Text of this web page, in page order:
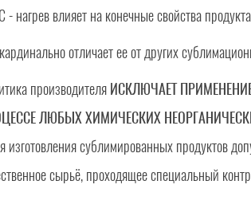
- нагрев влияет на конечные свойства
отличает ее от других
производителяИСКЛЮЧАЕТ
ЛЮБЫХ ХИМИЧЕСКИХ
изготовления сублимированных продуктов
сырьё, проходящее специальный